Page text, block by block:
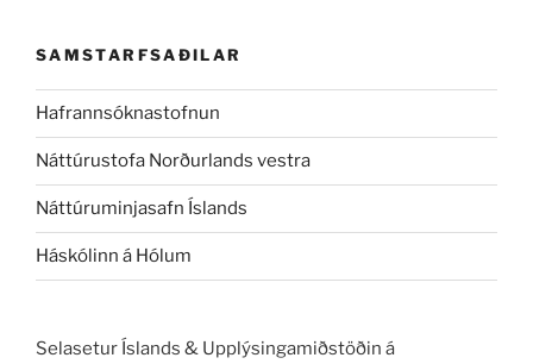
SAMSTARFSAÐILAR
Hafrannsóknastofnun
Náttúrustofa Norðurlands vestra
Náttúruminjasafn Íslands
Háskólinn á Hólum
Selasetur Íslands & Upplýsingamiðstöðin á